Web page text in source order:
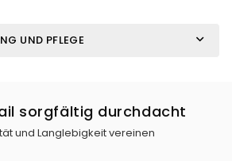
UND PFLEGE
sorgfältig durchdacht
und Langlebigkeit vereinen